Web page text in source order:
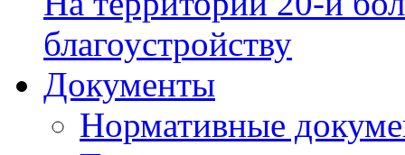
благоустройству
Документы
Нормативные